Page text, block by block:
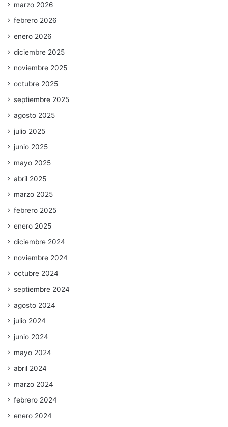
marzo 2026
febrero 2026
enero 2026
diciembre 2025
noviembre 2025
octubre 2025
septiembre 2025
agosto 2025
julio 2025
junio 2025
mayo 2025
abril 2025
marzo 2025
febrero 2025
enero 2025
diciembre 2024
noviembre 2024
octubre 2024
septiembre 2024
agosto 2024
julio 2024
junio 2024
mayo 2024
abril 2024
marzo 2024
febrero 2024
enero 2024